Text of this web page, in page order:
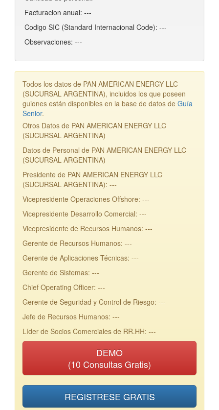
Facturacion anual: ---
Codigo SIC (Standard Internacional Code): ---
Observaciones: ---
Todos los datos de PAN AMERICAN ENERGY LLC
(SUCURSAL ARGENTINA), incluidos los que poseen
guiones están disponibles en la base de datos de Guía
Senior.
Otros Datos de PAN AMERICAN ENERGY LLC
(SUCURSAL ARGENTINA)
Datos de Personal de PAN AMERICAN ENERGY LLC
(SUCURSAL ARGENTINA)
Presidente de PAN AMERICAN ENERGY LLC
(SUCURSAL ARGENTINA): ---
Vicepresidente Operaciones Offshore: ---
Vicepresidente Desarrollo Comercial: ---
Vicepresidente de Recursos Humanos: ---
Gerente de Recursos Humanos: ---
Gerente de Aplicaciones Técnicas: ---
Gerente de Sistemas: ---
Chief Operating Officer: ---
Gerente de Seguridad y Control de Riesgo: ---
Jefe de Recursos Humanos: ---
Líder de Socios Comerciales de RR.HH: ---
DEMO
(10 Consultas Gratis)
REGISTRESE GRATIS